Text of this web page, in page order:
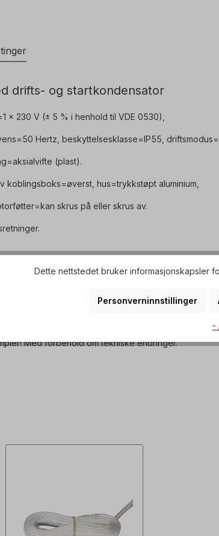
drifts- og startkondensator
x 230 V (± 5 % i henhold til VDE 0530),
Hertz, beskyttelsesklasse=IP55,
(plast).
koblingsboks=øverst, hus=trykkstøpt aluminium,
skrus på eller skrus av.
på grunn av start- og driftskondensatoren.
sentrifugalbryter når turtallet er nådd.
eller lignende fører derfor til feil og er ikke tillatt.
Med forbehold om tekniske endringer.
Dette nettstedet bruker informasjonskapsler
Personverninnstillinger
-